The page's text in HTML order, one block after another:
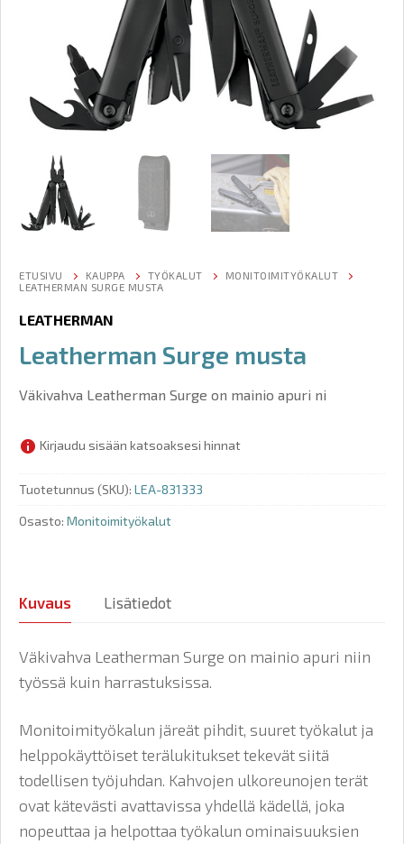
ETUSIVU KAUPPA TYÖKALUT
MONITOIMITYÖKALUT
LEATHERMAN SURGE MUSTA
LEATHERMAN
Leatherman Surge musta
Väkivahva Leatherman Surge on mainio apuri ni
Kirjaudu sisään katsoaksesi hinnat
Tuotetunnus (SKU): LEA-831333
Osasto: Monitoimityökalut
Kuvaus Lisätiedot
Väkivahva Leatherman Surge on mainio apuri niin
työssä kuin harrastuksissa.
Monitoimityökalun järeät pihdit, suuret työkalut ja
helppokäyttöiset terälukitukset tekevät siitä
todellisen työjuhdan. Kahvojen ulkoreunojen terät
ovat kätevästi avattavissa yhdellä kädellä, joka
nopeuttaa ja helpottaa työkalun ominaisuuksien